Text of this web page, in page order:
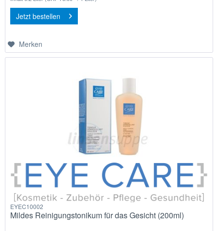
Jetzt bestellen
Merken
EYEC10002
Mildes Reinigungstonikum für das Gesicht (200ml)